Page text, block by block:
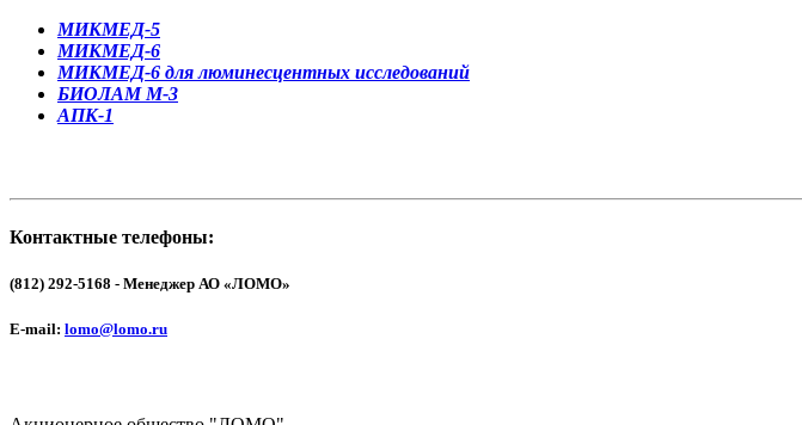
МИКМЕД-5
МИКМЕД-6
МИКМЕД-6 для люминесцентных исследований
БИОЛАМ М-3
АПК-1
Контактные телефоны:
(812) 292-5168 - Менеджер АО «ЛОМО»
E-mail: lomo@lomo.ru